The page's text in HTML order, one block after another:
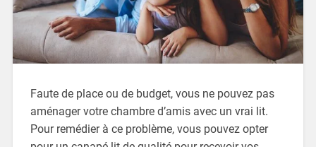
Faute de place ou de budget, vous ne pouvez pas
aménager votre chambre d’amis avec un vrai lit.
Pour remédier à ce problème, vous pouvez opter